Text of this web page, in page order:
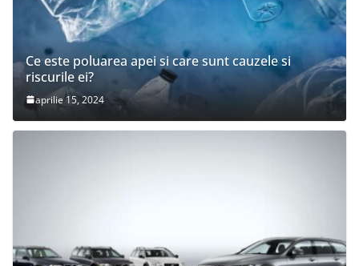
Ce este poluarea apei si care sunt cauzele si
riscurile ei?
aprilie 15, 2024